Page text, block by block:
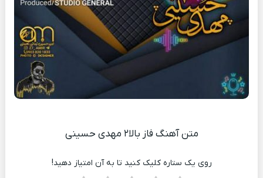
متن آهنگ فاز بالا۲ مهدی حسینی
روی یک ستاره کلیک کنید تا به آن امتیاز دهید!